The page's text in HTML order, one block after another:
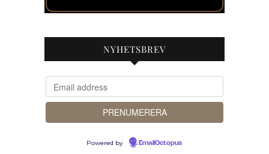
NYHETSBREV
Powered by EmailOctopus